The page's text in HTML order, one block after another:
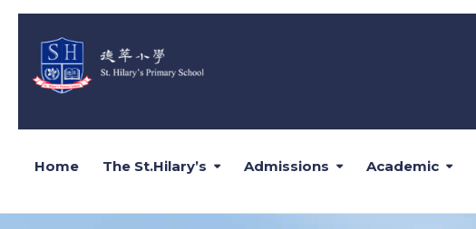
Home The St.Hilary’s Admissions Academic